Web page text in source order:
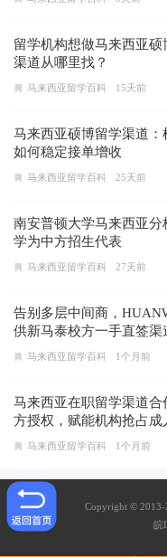
留学机构想做马来西亚
渠道从哪里找？
马来西亚留学百科 15天前
马来西亚硕博留学渠道
如何稳定接单增收
马来西亚留学百科 25天前
南安普顿大学马来西亚分
学为中方招生代表
马来西亚留学百科 27天前
告别多层中间商，
供新马泰校方一手直签渠
马来西亚留学百科 1个月前
马来西亚在职留学渠道
方授权，赋能机构抢占成
马来西亚留学百科 1个月前
Copyright © 2013-
皖